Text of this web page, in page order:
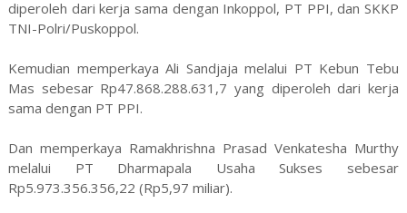
diperoleh dari kerja sama dengan Inkoppol, PT PPI, dan SKKP
TNI-Polri/Puskoppol.
Kemudian memperkaya Ali Sandjaja melalui PT Kebun Tebu
Mas sebesar Rp47.868.288.631,7 yang diperoleh dari kerja
sama dengan PT PPI.
Dan memperkaya Ramakhrishna Prasad Venkatesha Murthy
melalui PT Dharmapala Usaha Sukses sebesar
Rp5.973.356.356,22 (Rp5,97 miliar).